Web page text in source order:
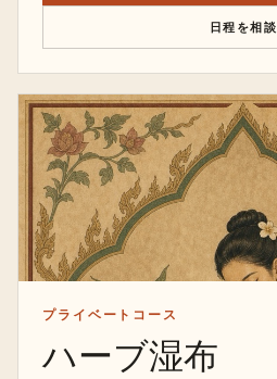
日程を相談
プライベートコース
ハーブ湿布